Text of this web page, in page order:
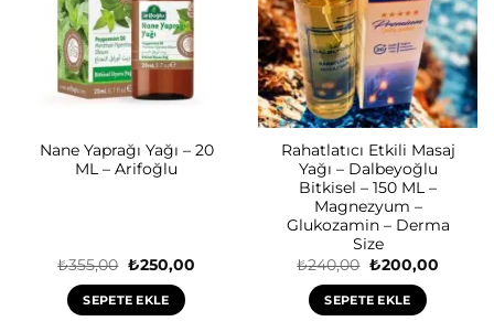
Nane Yaprağı Yağı – 20
ML – Arifoğlu
₺355,00 Orijinal
₺355,00.
₺250,00Şu
SEPETE EKLE
Rahatlatıcı Etkili Masaj
Yağı – Dalbeyoğlu
Bitkisel – 150 ML –
Magnezyum –
Glukozamin – Derma
Size
₺240,00 Orijinal
₺240,00.
₺200,00Şu
SEPETE EKLE